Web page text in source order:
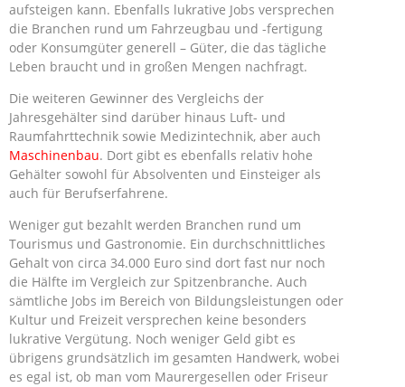
aufsteigen kann. Ebenfalls lukrative Jobs versprechen
die Branchen rund um Fahrzeugbau und -fertigung
oder Konsumgüter generell – Güter, die das tägliche
Leben braucht und in großen Mengen nachfragt.
Die weiteren Gewinner des Vergleichs der
Jahresgehälter sind darüber hinaus Luft- und
Raumfahrttechnik sowie Medizintechnik, aber auch
Maschinenbau. Dort gibt es ebenfalls relativ hohe
Gehälter sowohl für Absolventen und Einsteiger als
auch für Berufserfahrene.
Weniger gut bezahlt werden Branchen rund um
Tourismus und Gastronomie. Ein durchschnittliches
Gehalt von circa 34.000 Euro sind dort fast nur noch
die Hälfte im Vergleich zur Spitzenbranche. Auch
sämtliche Jobs im Bereich von Bildungsleistungen oder
Kultur und Freizeit versprechen keine besonders
lukrative Vergütung. Noch weniger Geld gibt es
übrigens grundsätzlich im gesamten Handwerk, wobei
es egal ist, ob man vom Maurergesellen oder Friseur